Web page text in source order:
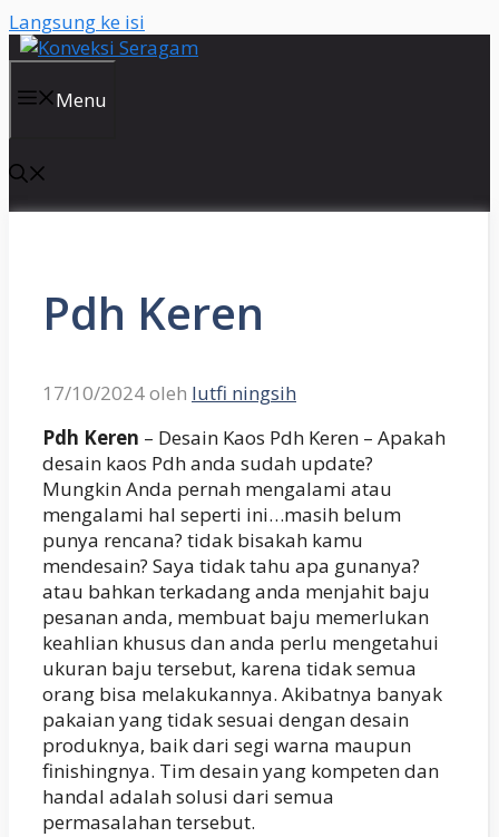
Langsung ke isi
Menu
Pdh Keren
17/10/2024oleh lutfi ningsih
Pdh Keren – Desain Kaos Pdh Keren – Apakah
desain kaos Pdh anda sudah update?
Mungkin Anda pernah mengalami atau
mengalami hal seperti ini…masih belum
punya rencana? tidak bisakah kamu
mendesain? Saya tidak tahu apa gunanya?
atau bahkan terkadang anda menjahit baju
pesanan anda, membuat baju memerlukan
keahlian khusus dan anda perlu mengetahui
ukuran baju tersebut, karena tidak semua
orang bisa melakukannya. Akibatnya banyak
pakaian yang tidak sesuai dengan desain
produknya, baik dari segi warna maupun
finishingnya. Tim desain yang kompeten dan
handal adalah solusi dari semua
permasalahan tersebut.